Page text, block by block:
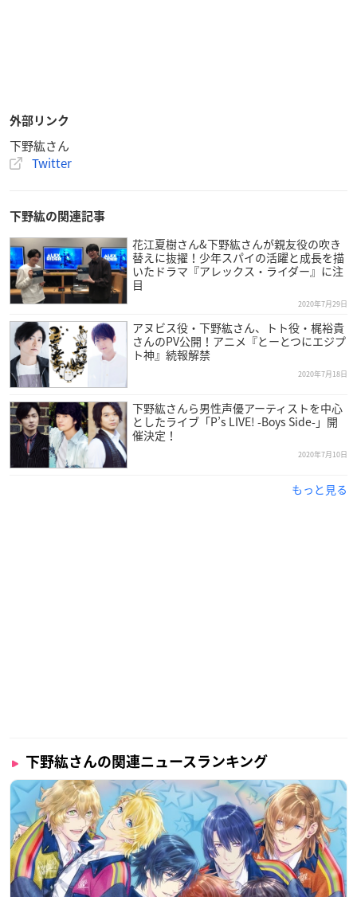
外部リンク
下野紘さん
Twitter
下野紘の関連記事
花江夏樹さん&下野紘さんが親友役の吹き
替えに抜擢！少年スパイの活躍と成長を描
いたドラマ『アレックス・ライダー』に注
目
2020年7月29日
アヌビス役・下野紘さん、トト役・梶裕貴
さんのPV公開！アニメ『とーとつにエジプ
ト神』続報解禁
2020年7月18日
下野紘さんら男性声優アーティストを中心
としたライブ「P’s LIVE! -Boys Side-」開
催決定！
2020年7月10日
もっと見る
下野紘さんの関連ニュースランキング